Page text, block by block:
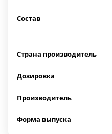
Состав
Страна производитель
Дозировка
Производитель
Форма выпуска